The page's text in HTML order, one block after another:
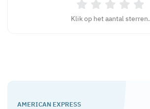
Klik op het aantal sterren.
AMERICAN EXPRESS